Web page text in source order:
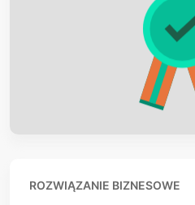
ROZWIĄZANIE BIZNESOWE